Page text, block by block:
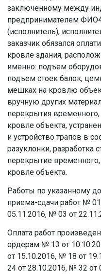
заключенному между
предпринимателем
(исполнитель),
заказчик обязался
кровле здания,
именно: подъем
подъем стоек балок,
мешках на кровлю
вручную других
перекрытия
кровле объекта,
и устройство трапов в
разуклонки, разработка
перекрытие
кровле объекта.
Работы по указанному
приема-сдачи работ №
05.11.2016, № 03 от
Оплата работ
ордерам № 13 от
от 15.10.2016, № 18 от
24 от 28.10.2016, № 32 от